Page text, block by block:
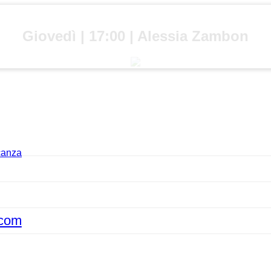
Giovedì | 17:00 | Alessia Zambon